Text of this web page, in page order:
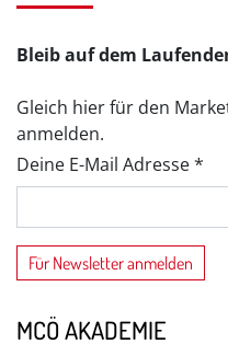
Bleib auf dem
Gleich hier für den
anmelden.
Deine E-Mail Adresse *
MCÖ AKADEMIE